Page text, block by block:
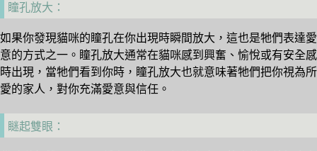
瞳孔放大：
如果你發現貓咪的瞳孔在你出現時瞬間放大，這也是牠們表達愛
意的方式之一。瞳孔放大通常在貓咪感到興奮、愉悅或有安全感
時出現，當牠們看到你時，瞳孔放大也就意味著牠們把你視為所
愛的家人，對你充滿愛意與信任。
瞇起雙眼：